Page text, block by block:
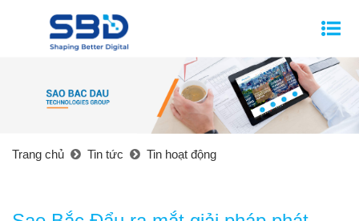
Trang chủ Tin tức Tin hoạt động